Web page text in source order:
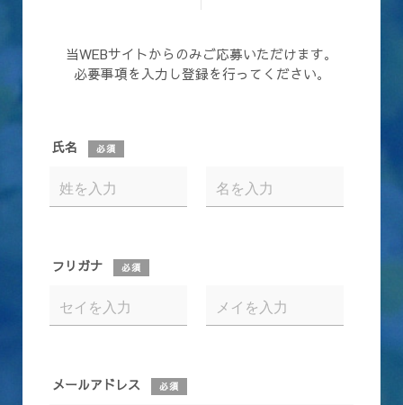
当WEBサイトからのみご応募いただけます。
必要事項を入力し登録を行ってください。
氏名 必須
フリガナ 必須
メールアドレス 必須